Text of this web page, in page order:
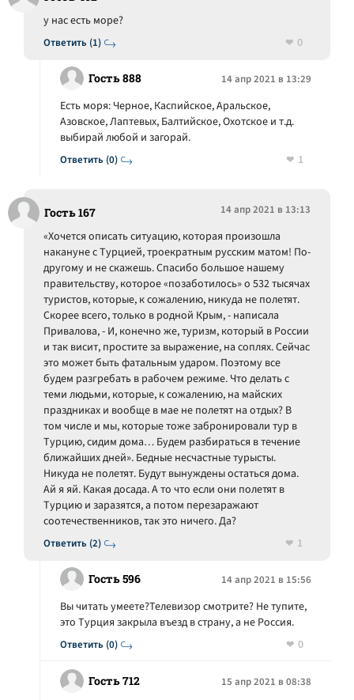
Ответить (1)
у нас есть море?
0
Гость 888 14 апр 2021 в 13:29
Ответить (0)
Есть моря: Черное, Каспийское, Аральское,
Азовское, Лаптевых, Балтийское, Охотское и т.д.
выбирай любой и загорай.
1
Гость 167 14 апр 2021 в 13:13
Ответить (2)
«Хочется описать ситуацию, которая произошла
накануне с Турцией, троекратным русским матом! По-
другому и не скажешь. Спасибо большое нашему
правительству, которое «позаботилось» о 532 тысячах
туристов, которые, к сожалению, никуда не полетят.
Скорее всего, только в родной Крым, - написала
Привалова, - И, конечно же, туризм, который в России
и так висит, простите за выражение, на соплях. Сейчас
это может быть фатальным ударом. Поэтому все
будем разгребать в рабочем режиме. Что делать с
теми людьми, которые, к сожалению, на майских
праздниках и вообще в мае не полетят на отдых? В
том числе и мы, которые тоже забронировали тур в
Турцию, сидим дома… Будем разбираться в течение
ближайших дней». Бедные несчастные турысты.
Никуда не полетят. Будут вынуждены остаться дома.
Ай я яй. Какая досада. А то что если они полетят в
Турцию и заразятся, а потом перезаражают
соотечественников, так это ничего. Да?
1
Гость 596 14 апр 2021 в 15:56
Ответить (0)
Вы читать умеете?Телевизор смотрите? Не тупите,
это Турция закрыла въезд в страну, а не Россия.
0
Гость 712 15 апр 2021 в 08:38